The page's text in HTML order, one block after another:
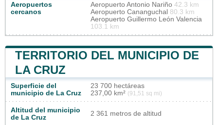
Aeropuertos
cercanos
Aeropuerto Antonio Nariño 42.3 km
Aeropuerto Cananguchal 80.3 km
Aeropuerto Guillermo León Valencia
103.1 km
TERRITORIO DEL MUNICIPIO DE
LA CRUZ
Superficie del
municipio de La Cruz
23 700 hectáreas
237,00 km² (91,51 sq mi)
Altitud del municipio
de La Cruz
2 361 metros de altitud